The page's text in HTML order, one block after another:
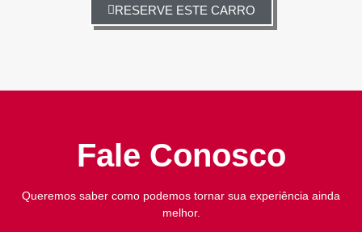
RESERVE ESTE CARRO
Fale Conosco
Queremos saber como podemos tornar sua experiência ainda
melhor.